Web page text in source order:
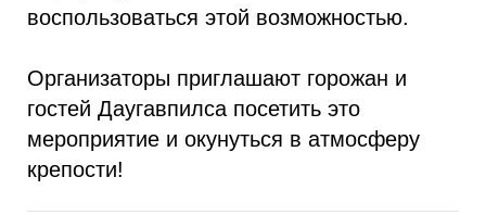
воспользоваться этой возможностью.
Организаторы приглашают горожан и
гостей Даугавпилса посетить это
мероприятие и окунуться в атмосферу
крепости!